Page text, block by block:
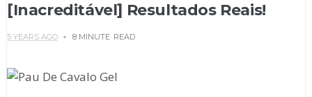
[Inacreditável] Resultados Reais!
5 YEARS AGO 8 MINUTE READ